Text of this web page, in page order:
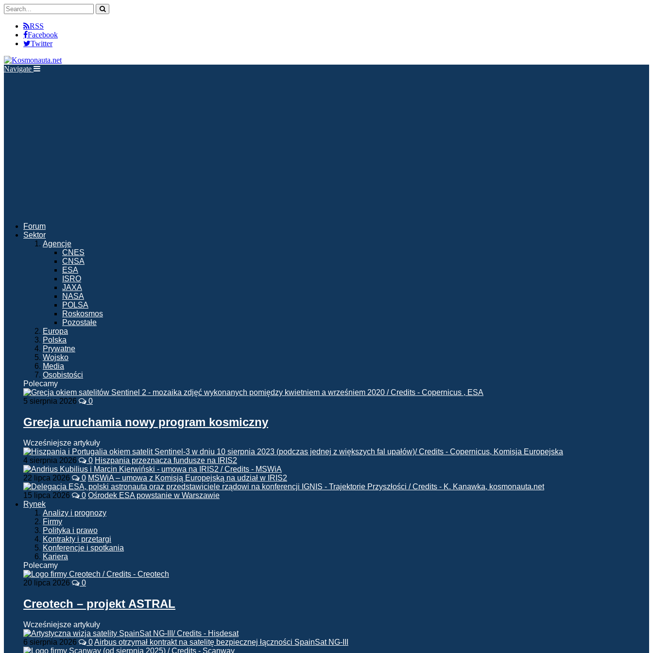
RSS
Facebook
Twitter
Navigate
Forum
Sektor
Agencje
CNES
CNSA
ESA
ISRO
JAXA
NASA
POLSA
Roskosmos
Pozostałe
Europa
Polska
Prywatne
Wojsko
Media
Osobistości
Polecamy
5 sierpnia 2026 0
Grecja uruchamia nowy program kosmiczny
Wcześniejsze artykuły
4 sierpnia 2026 0 Hiszpania przeznacza fundusze na IRIS2
22 lipca 2026 0 MSWiA – umowa z Komisją Europejską na udział w IRIS2
15 lipca 2026 0 Ośrodek ESA powstanie w Warszawie
Rynek
Analizy i prognozy
Firmy
Polityka i prawo
Kontrakty i przetargi
Konferencje i spotkania
Kariera
Polecamy
20 lipca 2026 0
Creotech – projekt ASTRAL
Wcześniejsze artykuły
6 sierpnia 2026 0Airbus otrzymał kontrakt na satelitę bezpiecznej łączności SpainSat NG-III